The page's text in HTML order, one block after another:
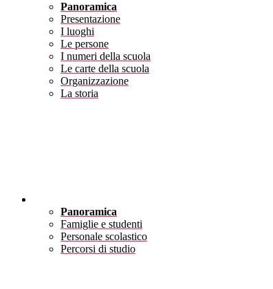
Panoramica
Presentazione
I luoghi
Le persone
I numeri della scuola
Le carte della scuola
Organizzazione
La storia
Panoramica
Famiglie e studenti
Personale scolastico
Percorsi di studio